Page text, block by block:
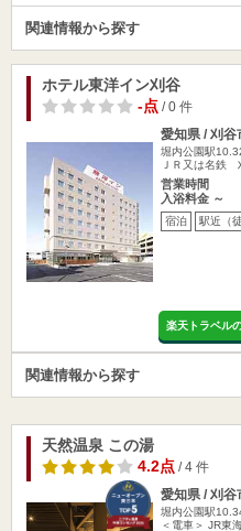
関連情報から探す
ホテル東洋イン刈谷
-点/ 0 件
愛知県 / 刈谷
堀内公園駅
ＪＲ又は名鉄
営業時間
入浴料金 ～
宿泊 駅近（
楽天トラベル
関連情報から探す
天然温泉 この湯
4.2点/ 4 件
愛知県 / 刈谷
堀内公園駅
＜電車＞ JR東